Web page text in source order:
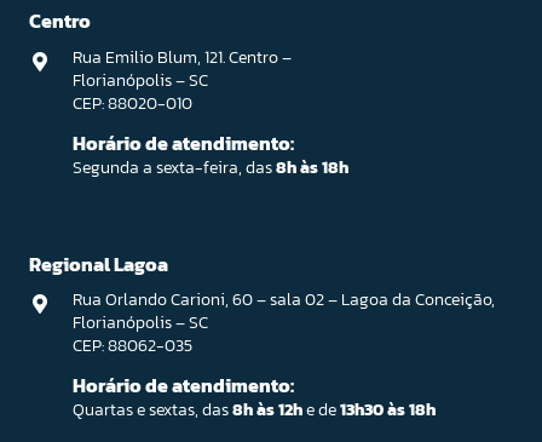
Centro
Rua Emilio Blum, 121. Centro –
Florianópolis – SC
CEP: 88020-010
Horário de atendimento:
Segunda a sexta-feira, das8h às 18h
Regional Lagoa
Rua Orlando Carioni, 60 – sala 02 – Lagoa da Conceição,
Florianópolis – SC
CEP: 88062-035
Horário de atendimento:
Quartas e sextas, das8h às 12he de13h30 às 18h